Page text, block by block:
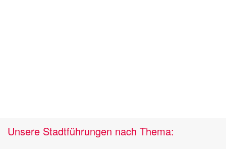
Unsere Stadtführungen nach Thema: